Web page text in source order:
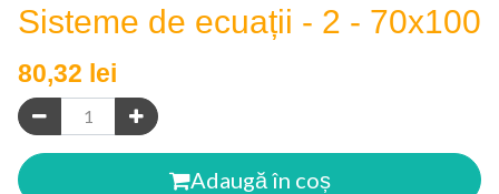
Sisteme de ecuații - 2 - 70x100
80,32 lei
Adaugă în coș